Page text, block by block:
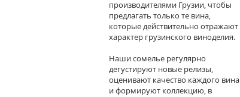
производителями Грузии, чтобы
предлагать только те вина,
которые действительно отражают
характер грузинского виноделия.
Наши сомелье регулярно
дегустируют новые релизы,
оценивают качество каждого вина
и формируют коллекцию, в